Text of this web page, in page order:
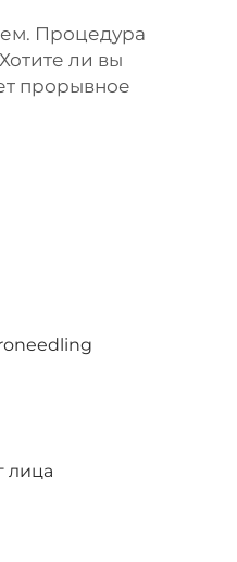
Процедура
ли вы
прорывное
лица